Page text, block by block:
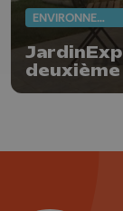
ENVIRONNEMENT